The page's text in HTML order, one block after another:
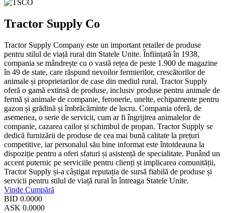
Tractor Supply Co
Tractor Supply Company este un important retailer de produse
pentru stilul de viață rural din Statele Unite. Înființată în 1938,
compania se mândrește cu o vastă rețea de peste 1.900 de magazine
în 49 de state, care răspund nevoilor fermierilor, crescătorilor de
animale și proprietarilor de case din mediul rural. Tractor Supply
oferă o gamă extinsă de produse, inclusiv produse pentru animale de
fermă și animale de companie, feronerie, unelte, echipamente pentru
gazon și grădină și îmbrăcăminte de lucru. Compania oferă, de
asemenea, o serie de servicii, cum ar fi îngrijirea animalelor de
companie, cazarea cailor și schimbul de propan. Tractor Supply se
dedică furnizării de produse de cea mai bună calitate la prețuri
competitive, iar personalul său bine informat este întotdeauna la
dispoziție pentru a oferi sfaturi și asistență de specialitate. Punând un
accent puternic pe serviciile pentru clienți și implicarea comunității,
Tractor Supply și-a câștigat reputația de sursă fiabilă de produse și
servicii pentru stilul de viață rural în întreaga Statele Unite.
Vinde Cumpără
BID 0.0000
ASK 0.0000